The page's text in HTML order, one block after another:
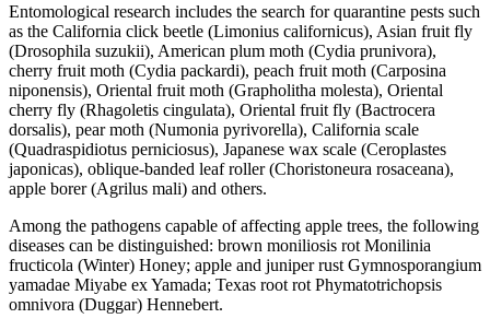
Entomological research includes the search for quarantine pests such
as the California click beetle (Limonius californicus), Asian fruit fly
(Drosophila suzukii), American plum moth (Cydia prunivora),
cherry fruit moth (Cydia packardi), peach fruit moth (Carposina
niponensis), Oriental fruit moth (Grapholitha molesta), Oriental
cherry fly (Rhagoletis cingulata), Oriental fruit fly (Bactrocera
dorsalis), pear moth (Numonia pyrivorella), California scale
(Quadraspidiotus perniciosus), Japanese wax scale (Ceroplastes
japonicas), oblique-banded leaf roller (Choristoneura rosaceana),
apple borer (Agrilus mali) and others.
Among the pathogens capable of affecting apple trees, the following
diseases can be distinguished: brown moniliosis rot Monilinia
fructicola (Winter) Honey; apple and juniper rust Gymnosporangium
yamadae Miyabe ex Yamada; Texas root rot Phymatotrichopsis
omnivora (Duggar) Hennebert.